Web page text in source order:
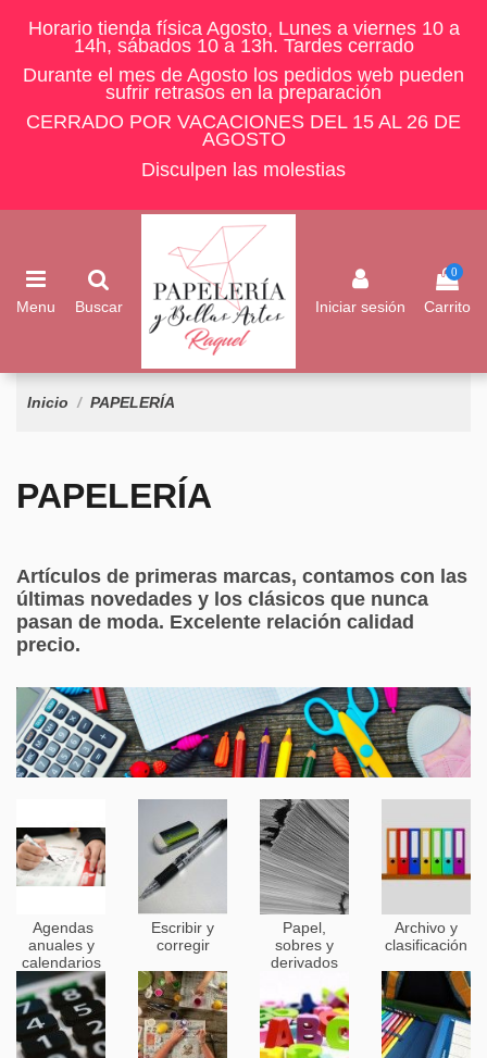
Horario tienda física Agosto, Lunes a viernes 10 a
14h, sábados 10 a 13h. Tardes cerrado
Durante el mes de Agosto los pedidos web pueden
sufrir retrasos en la preparación
CERRADO POR VACACIONES DEL 15 AL 26 DE
AGOSTO
Disculpen las molestias
Menu Buscar Iniciar sesión
0
Carrito
Inicio PAPELERÍA
PAPELERÍA
Artículos de primeras marcas, contamos con las
últimas novedades y los clásicos que nunca
pasan de moda. Excelente relación calidad
precio.
Agendas
anuales y
calendarios
Escribir y
corregir
Papel,
sobres y
derivados
Archivo y
clasificación